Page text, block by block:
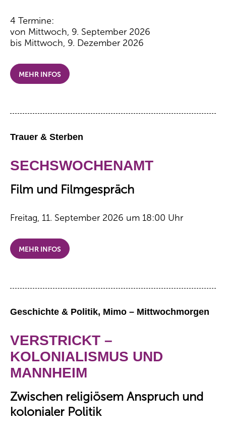
4 Termine:
von Mittwoch, 9. September 2026
bis Mittwoch, 9. Dezember 2026
MEHR INFOS
Trauer & Sterben
SECHSWOCHENAMT
Film und Filmgespräch
Freitag, 11. September 2026 um 18:00 Uhr
MEHR INFOS
Geschichte & Politik, Mimo – Mittwochmorgen
VERSTRICKT –
KOLONIALISMUS UND
MANNHEIM
Zwischen religiösem Anspruch und
kolonialer Politik